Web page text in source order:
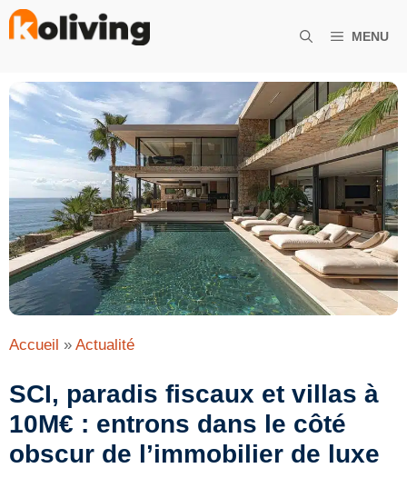
Aller
MENU
Accueil » Actualité
SCI, paradis fiscaux et villas à
10M€ : entrons dans le côté
obscur de l’immobilier de luxe